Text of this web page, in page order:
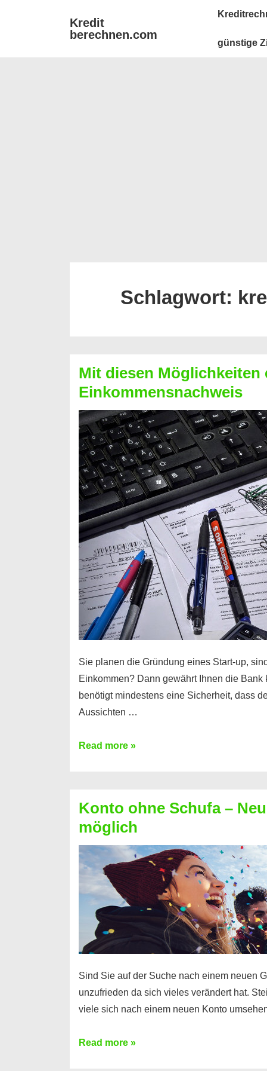
Kredit
berechnen.com
Main
günstige
Schlagwort:
Mit diesen Möglichkeiten
Einkommensnachweis
Sie planen die Gründung eines Start-up,
Einkommen? Dann gewährt Ihnen die
benötigt mindestens eine Sicherheit, dass
Aussichten …
Mit
Sie
einen
Kredit
ohne
Einkommensnachweis
Read more »
Konto ohne Schufa –
möglich
Sind Sie auf der Suche nach einem neuen
unzufrieden da sich vieles verändert hat.
viele sich nach einem neuen Konto
Konto
Read more »